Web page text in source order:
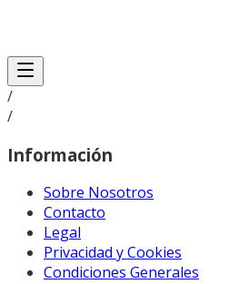
/
/
Información
Sobre Nosotros
Contacto
Legal
Privacidad y Cookies
Condiciones Generales